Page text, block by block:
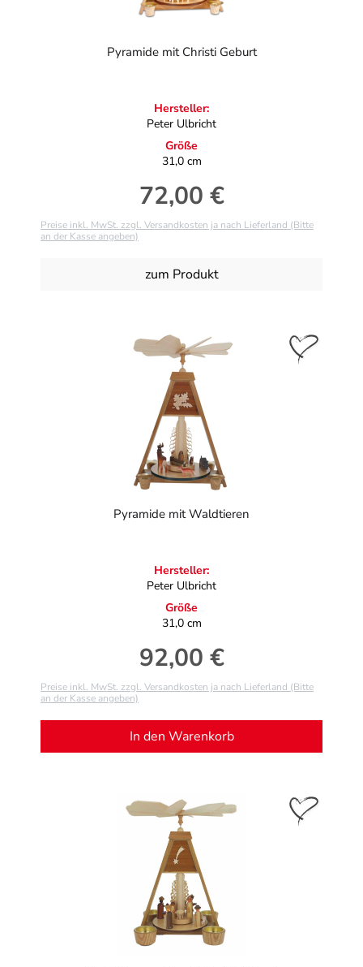
Pyramide mit Christi Geburt
Hersteller:
Peter Ulbricht
Größe
31,0 cm
Regulärer Preis:
72,00 €
Preise inkl. MwSt. zzgl. Versandkosten ja nach Lieferland (Bitte
an der Kasse angeben)
zum Produkt
Pyramide mit Waldtieren
Hersteller:
Peter Ulbricht
Größe
31,0 cm
Regulärer Preis:
92,00 €
Preise inkl. MwSt. zzgl. Versandkosten ja nach Lieferland (Bitte
an der Kasse angeben)
In den Warenkorb